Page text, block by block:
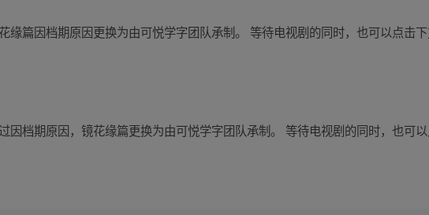
缘篇因档期原因更换为由可悦学字团队承制。 等待电视剧的同时，也可以点击
因档期原因，镜花缘篇更换为由可悦学字团队承制。 等待电视剧的同时，也可